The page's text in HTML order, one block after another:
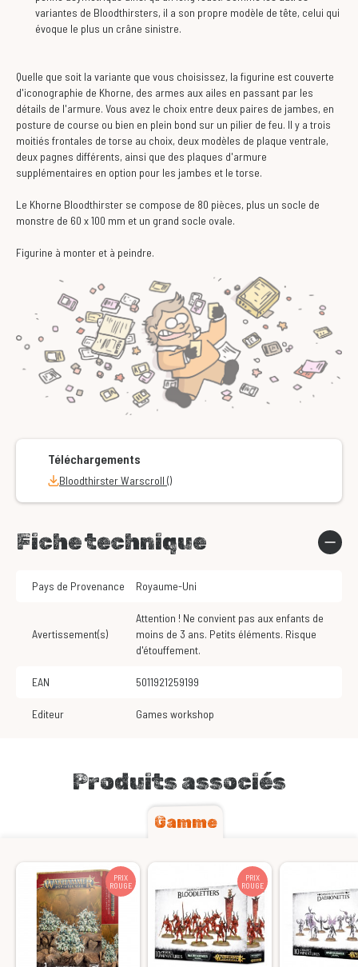
variantes de Bloodthirsters, il a son propre modèle de tête, celui qui
évoque le plus un crâne sinistre.
Quelle que soit la variante que vous choisissez, la figurine est couverte
d'iconographie de Khorne, des armes aux ailes en passant par les
détails de l'armure. Vous avez le choix entre deux paires de jambes, en
posture de course ou bien en plein bond sur un pilier de feu. Il y a trois
moitiés frontales de torse au choix, deux modèles de plaque ventrale,
deux pagnes différents, ainsi que des plaques d'armure
supplémentaires en option pour les jambes et le torse.
Le Khorne Bloodthirster se compose de 80 pièces, plus un socle de
monstre de 60 x 100 mm et un grand socle ovale.
Figurine à monter et à peindre.
Téléchargements
Bloodthirster Warscroll ()
Fiche technique
Pays de Provenance Royaume-Uni
Avertissement(s)
Attention ! Ne convient pas aux enfants de
moins de 3 ans. Petits éléments. Risque
d'étouffement.
EAN 5011921259199
Editeur Games workshop
Produits associés
Gamme
PRIX
ROUGE
PRIX
ROUGE